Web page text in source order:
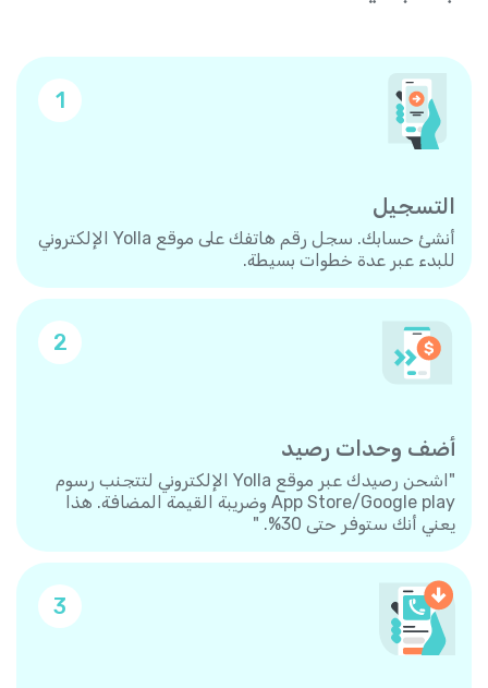
1
التسجيل
أنشئ حسابك. سجل رقم هاتفك على موقع Yolla الإلكتروني
للبدء عبر عدة خطوات بسيطة.
2
أضف وحدات رصيد
"اشحن رصيدك عبر موقع Yolla الإلكتروني لتتجنب رسوم
App Store/Google play وضريبة القيمة المضافة. هذا
يعني أنك ستوفر حتى 30%. "
3